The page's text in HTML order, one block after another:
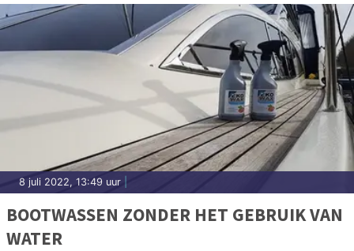
8 juli 2022, 13:49 uur
BOOTWASSEN ZONDER HET GEBRUIK VAN
WATER